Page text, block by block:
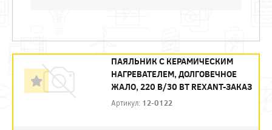
ПАЯЛЬНИК С КЕРАМИЧЕСКИМ
НАГРЕВАТЕЛЕМ, ДОЛГОВЕЧНОЕ
ЖАЛО, 220 В/30 ВТ REXANT-ЗАКАЗ
Артикул: 12-0122